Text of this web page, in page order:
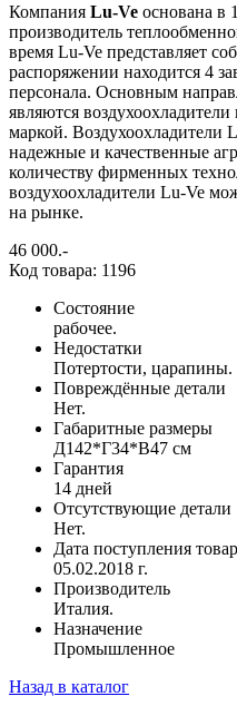
Компания Lu-Ve основана в
производитель
время Lu-Ve представляет
распоряжении находится 4
персонала. Основным
являются
маркой. Воздухоохладители
надежные и качественные
количеству фирменных
воздухоохладители Lu-Ve
на рынке.
46 000.-
Код товара: 1196
Состояние
рабочее.
Недостатки
Потертости, царапины.
Повреждённые детали
Нет.
Габаритные размеры
Д142*Г34*В47 см
Гарантия
14 дней
Отсутствующие детали
Нет.
Дата поступления
05.02.2018 г.
Производитель
Италия.
Назначение
Промышленное
Назад в каталог